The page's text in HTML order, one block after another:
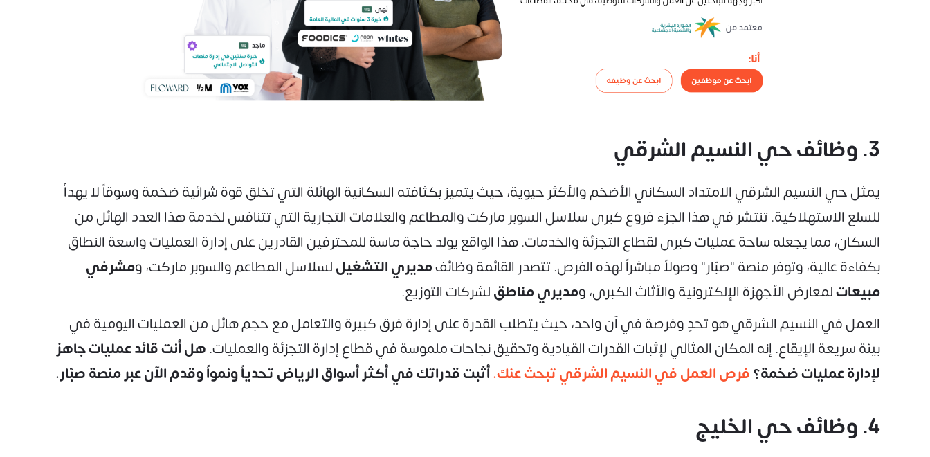
3. وظائف حي النسيم الشرقي
يمثل حي النسيم الشرقي الامتداد السكاني الأضخم والأكثر حيوية، حيث يتميز بكثافته السكانية الهائلة التي تخلق قوة شرائية ضخمة وسوقاً لا يهدأ
للسلع الاستهلاكية. تنتشر في هذا الجزء فروع كبرى سلاسل السوبر ماركت والمطاعم والعلامات التجارية التي تتنافس لخدمة هذا العدد الهائل من
السكان، مما يجعله ساحة عمليات كبرى لقطاع التجزئة والخدمات. هذا الواقع يولد حاجة ماسة للمحترفين القادرين على إدارة العمليات واسعة النطاق
بكفاءة عالية، وتوفر منصة "صبّار" وصولاً مباشراً لهذه الفرص. تتصدر القائمة وظائفمديري التشغيللسلاسل المطاعم والسوبر ماركت، ومشرفي
مبيعاتلمعارض الأجهزة الإلكترونية والأثاث الكبرى، ومديري مناطقلشركات التوزيع.
العمل في النسيم الشرقي هو تحدٍ وفرصة في آن واحد، حيث يتطلب القدرة على إدارة فرق كبيرة والتعامل مع حجم هائل من العمليات اليومية في
بيئة سريعة الإيقاع. إنه المكان المثالي لإثبات القدرات القيادية وتحقيق نجاحات ملموسة في قطاع إدارة التجزئة والعمليات. هل أنت قائد عمليات جاهز
لإدارة عمليات ضخمة؟فرص العمل في النسيم الشرقي تبحث عنك.أثبت قدراتك في أكثر أسواق الرياض تحدياً ونمواً وقدم الآن عبر منصة صبّار.
4. وظائف حي الخليج